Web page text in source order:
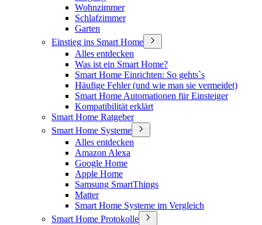
Wohnzimmer
Schlafzimmer
Garten
Einstieg ins Smart Home
Alles entdecken
Was ist ein Smart Home?
Smart Home Einrichten: So gehts`s
Häufige Fehler (und wie man sie vermeidet)
Smart Home Automationen für Einsteiger
Kompatibilität erklärt
Smart Home Ratgeber
Smart Home Systeme
Alles entdecken
Amazon Alexa
Google Home
Apple Home
Samsung SmartThings
Matter
Smart Home Systeme im Vergleich
Smart Home Protokolle